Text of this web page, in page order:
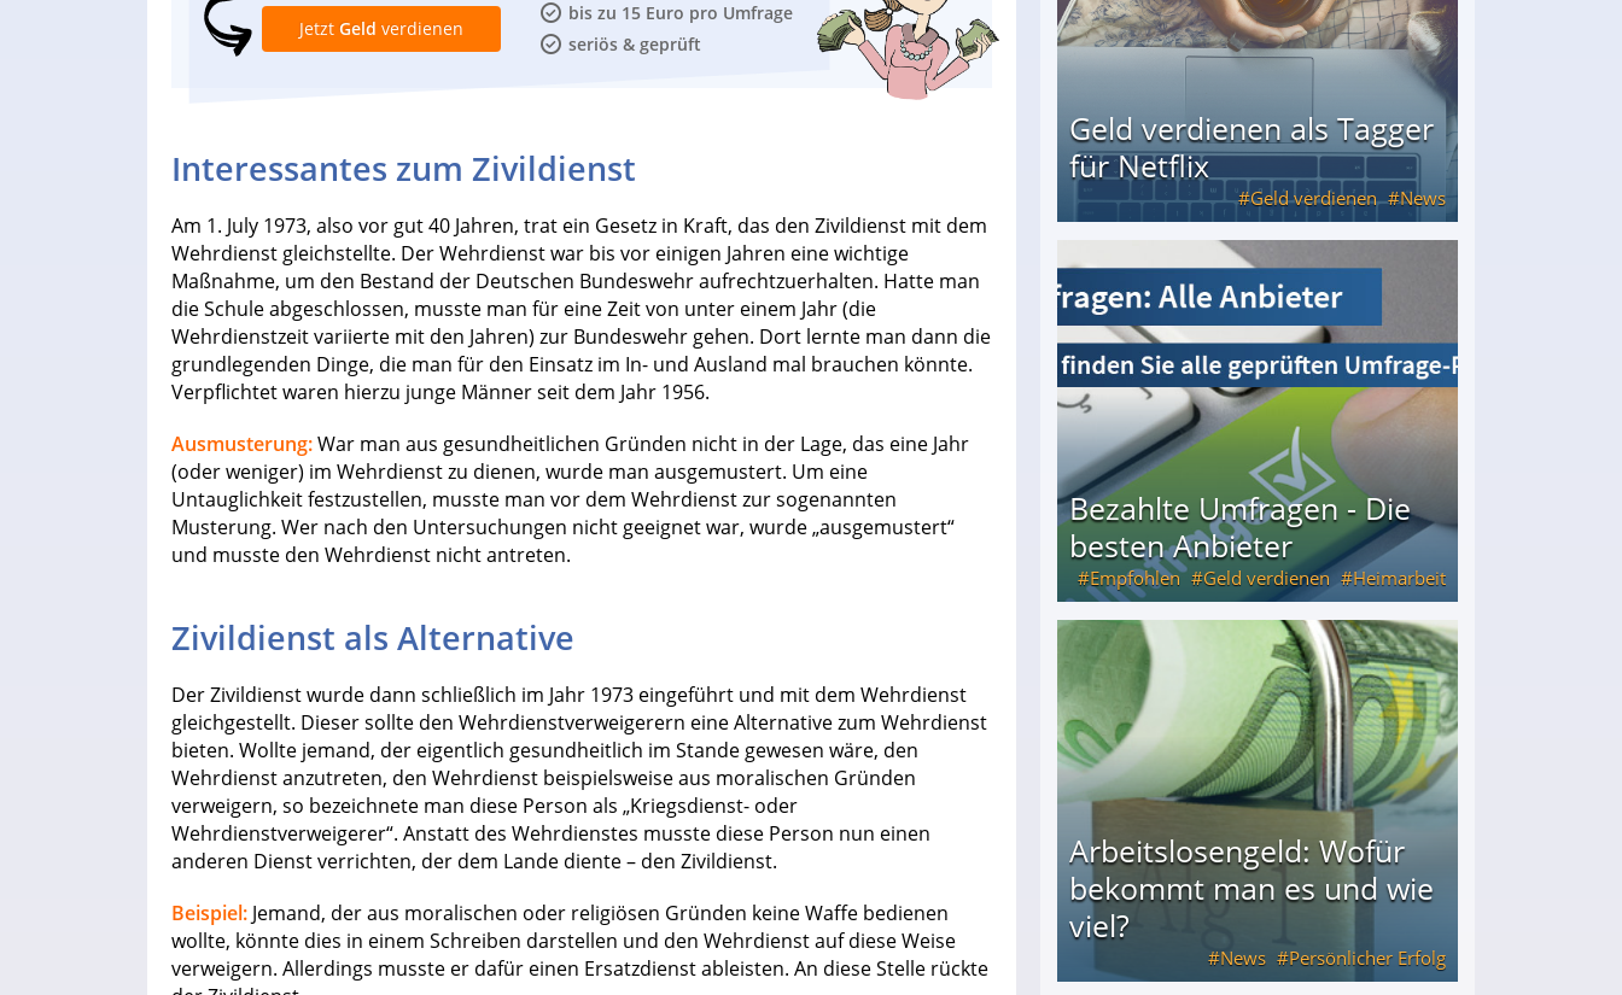
bis zu 15 Euro pro Umfrage
seriös & geprüft
Jetzt Geld verdienen
Interessantes zum Zivildienst
Am 1. July 1973, also vor gut 40 Jahren, trat ein Gesetz in Kraft, das den Zivildienst mit dem
Wehrdienst gleichstellte. Der Wehrdienst war bis vor einigen Jahren eine wichtige
Maßnahme, um den Bestand der Deutschen Bundeswehr aufrechtzuerhalten. Hatte man
die Schule abgeschlossen, musste man für eine Zeit von unter einem Jahr (die
Wehrdienstzeit variierte mit den Jahren) zur Bundeswehr gehen. Dort lernte man dann die
grundlegenden Dinge, die man für den Einsatz im In- und Ausland mal brauchen könnte.
Verpflichtet waren hierzu junge Männer seit dem Jahr 1956.
Ausmusterung:War man aus gesundheitlichen Gründen nicht in der Lage, das eine Jahr
(oder weniger) im Wehrdienst zu dienen, wurde man ausgemustert. Um eine
Untauglichkeit festzustellen, musste man vor dem Wehrdienst zur sogenannten
Musterung. Wer nach den Untersuchungen nicht geeignet war, wurde „ausgemustert“
und musste den Wehrdienst nicht antreten.
Zivildienst als Alternative
Der Zivildienst wurde dann schließlich im Jahr 1973 eingeführt und mit dem Wehrdienst
gleichgestellt. Dieser sollte den Wehrdienstverweigerern eine Alternative zum Wehrdienst
bieten. Wollte jemand, der eigentlich gesundheitlich im Stande gewesen wäre, den
Wehrdienst anzutreten, den Wehrdienst beispielsweise aus moralischen Gründen
verweigern, so bezeichnete man diese Person als „Kriegsdienst- oder
Wehrdienstverweigerer“. Anstatt des Wehrdienstes musste diese Person nun einen
anderen Dienst verrichten, der dem Lande diente – den Zivildienst.
Beispiel: Jemand, der aus moralischen oder religiösen Gründen keine Waffe bedienen
wollte, könnte dies in einem Schreiben darstellen und den Wehrdienst auf diese Weise
verweigern. Allerdings musste er dafür einen Ersatzdienst ableisten. An diese Stelle rückte
Geld verdienen als Tagger
für Netflix
Geld verdienen News
Geld verdienen als Tagger für Netflix
Bezahlte Umfragen - Die
besten Anbieter
Empfohlen Geld verdienen Heimarbeit
Arbeitslosengeld: Wofür
bekommt man es und wie
viel?
News Persönlicher Erfolg